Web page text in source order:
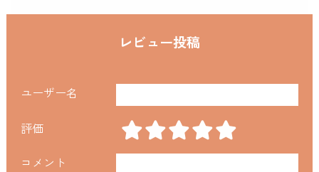
レビュー投稿
ユーザー名
評価
コメント